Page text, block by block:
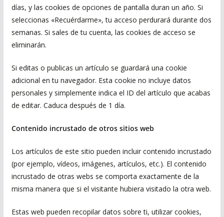
días, y las cookies de opciones de pantalla duran un año. Si
seleccionas «Recuérdarme», tu acceso perdurará durante dos
semanas. Si sales de tu cuenta, las cookies de acceso se
eliminarán.
Si editas o publicas un artículo se guardará una cookie
adicional en tu navegador. Esta cookie no incluye datos
personales y simplemente indica el ID del artículo que acabas
de editar. Caduca después de 1 día.
Contenido incrustado de otros sitios web
Los artículos de este sitio pueden incluir contenido incrustado
(por ejemplo, vídeos, imágenes, artículos, etc.). El contenido
incrustado de otras webs se comporta exactamente de la
misma manera que si el visitante hubiera visitado la otra web.
Estas web pueden recopilar datos sobre ti, utilizar cookies,